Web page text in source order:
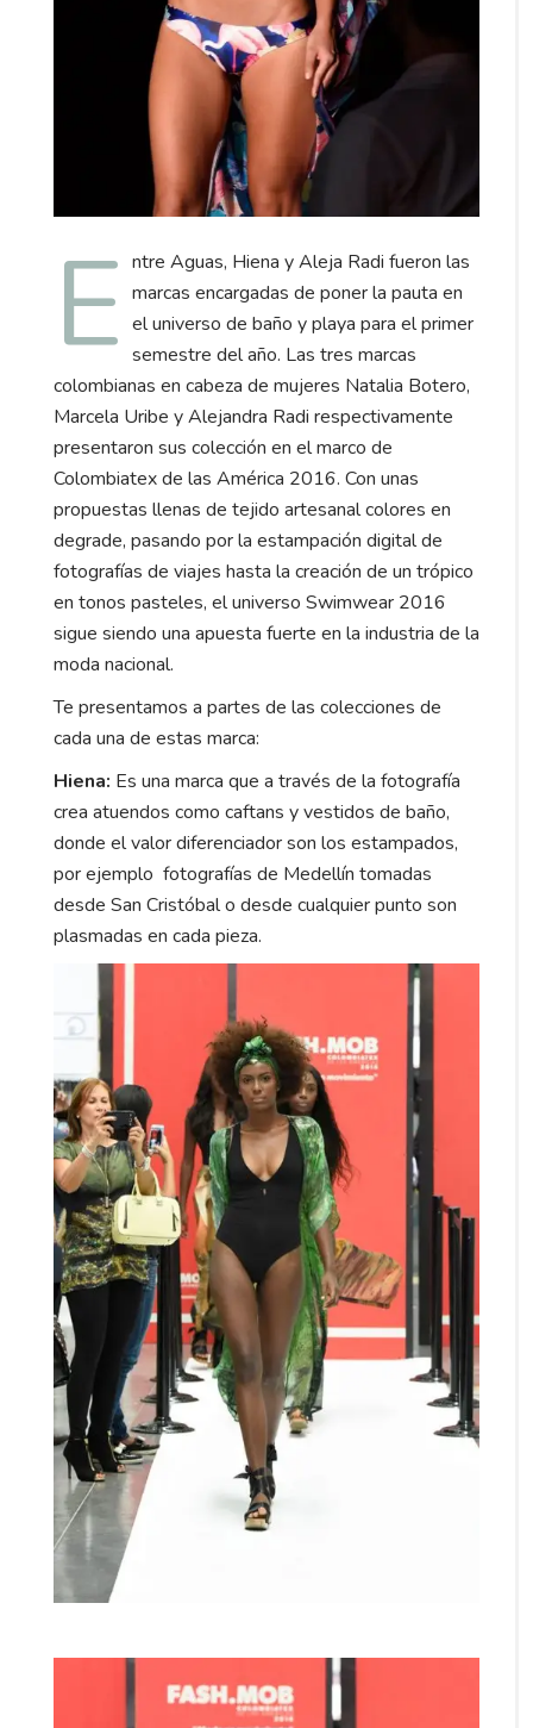
E ntre Aguas, Hiena y Aleja Radi fueron las
marcas encargadas de poner la pauta en
el universo de baño y playa para el primer
semestre del año. Las tres marcas
colombianas en cabeza de mujeres Natalia Botero,
Marcela Uribe y Alejandra Radi respectivamente
presentaron sus colección en el marco de
Colombiatex de las América 2016. Con unas
propuestas llenas de tejido artesanal colores en
degrade, pasando por la estampación digital de
fotografías de viajes hasta la creación de un trópico
en tonos pasteles, el universo Swimwear 2016
sigue siendo una apuesta fuerte en la industria de la
moda nacional.
Te presentamos a partes de las colecciones de
cada una de estas marca:
Hiena: Es una marca que a través de la fotografía
crea atuendos como caftans y vestidos de baño,
donde el valor diferenciador son los estampados,
por ejemplo fotografías de Medellín tomadas
desde San Cristóbal o desde cualquier punto son
plasmadas en cada pieza.